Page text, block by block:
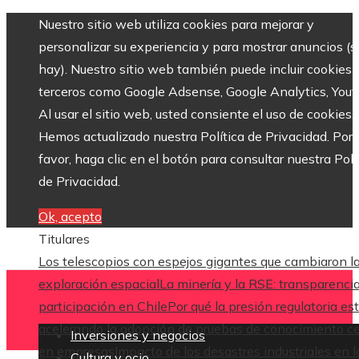
Nuestro sitio web utiliza cookies para mejorar y
personalizar su experiencia y para mostrar anuncios
hay). Nuestro sitio web también puede incluir cookies
terceros como Google Adsense, Google Analytics,
Al usar el sitio web, usted consiente el uso de cookies.
Hemos actualizado nuestra Política de Privacidad. Por
favor, haga clic en el botón para consultar nuestra
de Privacidad.
Ok, acepto
Titulares
Los telescopios con espejos gigantes que cambiaron
exploración espacialLa minería y la RSE:
participación en ChilePor qué la presión regulatoria
acelerando la adopción de pruebas de conocimiento
en empresas
Impacto de los desastres industriales en
Inversiones y negocios